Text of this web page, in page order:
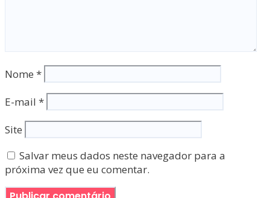
Nome *
E-mail *
Site
Salvar meus dados neste navegador para a
próxima vez que eu comentar.